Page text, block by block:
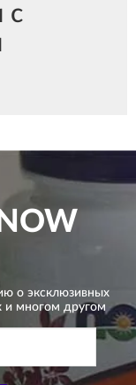
с
о эксклюзивных
и многом другом